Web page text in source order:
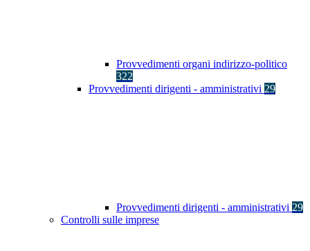
Provvedimenti organi indirizzo-politico
322
Provvedimenti dirigenti - amministrativi 29
Provvedimenti dirigenti - amministrativi 29
Controlli sulle imprese